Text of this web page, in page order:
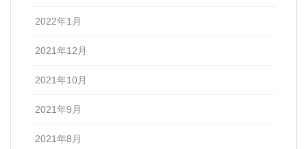
2022年1月
2021年12月
2021年10月
2021年9月
2021年8月